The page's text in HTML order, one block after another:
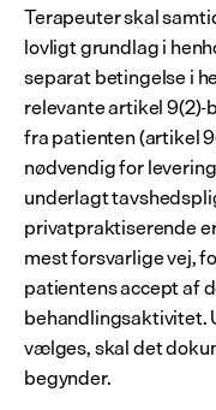
Terapeuter skal
lovligt grundlag i
separat betingelse i
relevante artikel
fra patienten (artikel
nødvendig for
underlagt
privatpraktiserende
mest forsvarlige vej,
patientens accept af
behandlingsaktivitet.
vælges, skal det
begynder.